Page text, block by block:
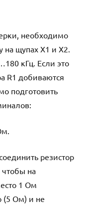
необходимо
на щупах X1 и X2.
кГц. Если это
R1 добиваются
подготовить
резистор
на
1 Ом
(5 Ом) и не